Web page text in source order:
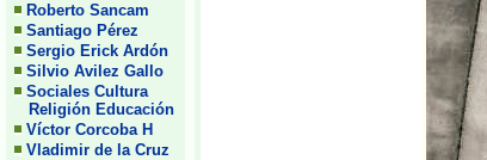
Roberto Sancam
Santiago Pérez
Sergio Erick Ardón
Silvio Avilez Gallo
Sociales Cultura
Religión Educación
Víctor Corcoba H
Vladimir de la Cruz